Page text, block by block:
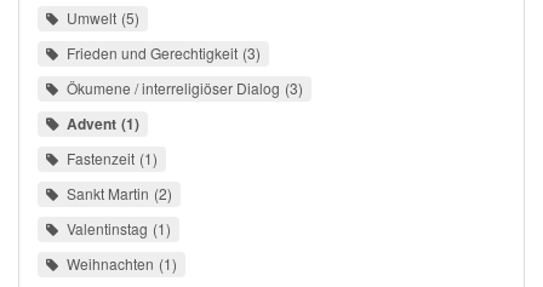
Umwelt 5
Frieden und Gerechtigkeit 3
Ökumene / interreligiöser Dialog 3
Advent 1
Fastenzeit 1
Sankt Martin 2
Valentinstag 1
Weihnachten 1